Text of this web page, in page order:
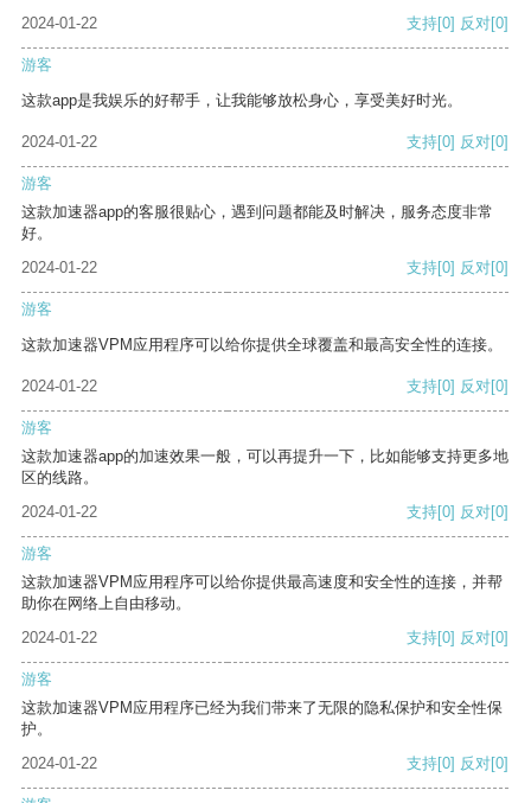
2024-01-22
支持[0] 反对[0]
游客
这款app是我娱乐的好帮手，让我能够放松身心，享受美好时光。
2024-01-22 支持[0] 反对[0]
游客
这款加速器app的客服很贴心，遇到问题都能及时解决，服务态度非常
好。
2024-01-22
支持[0] 反对[0]
游客
这款加速器VPM应用程序可以给你提供全球覆盖和最高安全性的连接。
2024-01-22 支持[0] 反对[0]
游客
这款加速器app的加速效果一般，可以再提升一下，比如能够支持更多地
区的线路。
2024-01-22
支持[0] 反对[0]
游客
这款加速器VPM应用程序可以给你提供最高速度和安全性的连接，并帮
助你在网络上自由移动。
2024-01-22
支持[0] 反对[0]
游客
这款加速器VPM应用程序已经为我们带来了无限的隐私保护和安全性保
护。
2024-01-22
支持[0] 反对[0]